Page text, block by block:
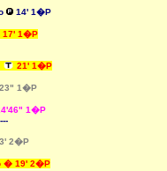
14' 1�P
17' 1�P
21' 1�P
1�P
1�P
2�P
�19' 2�P